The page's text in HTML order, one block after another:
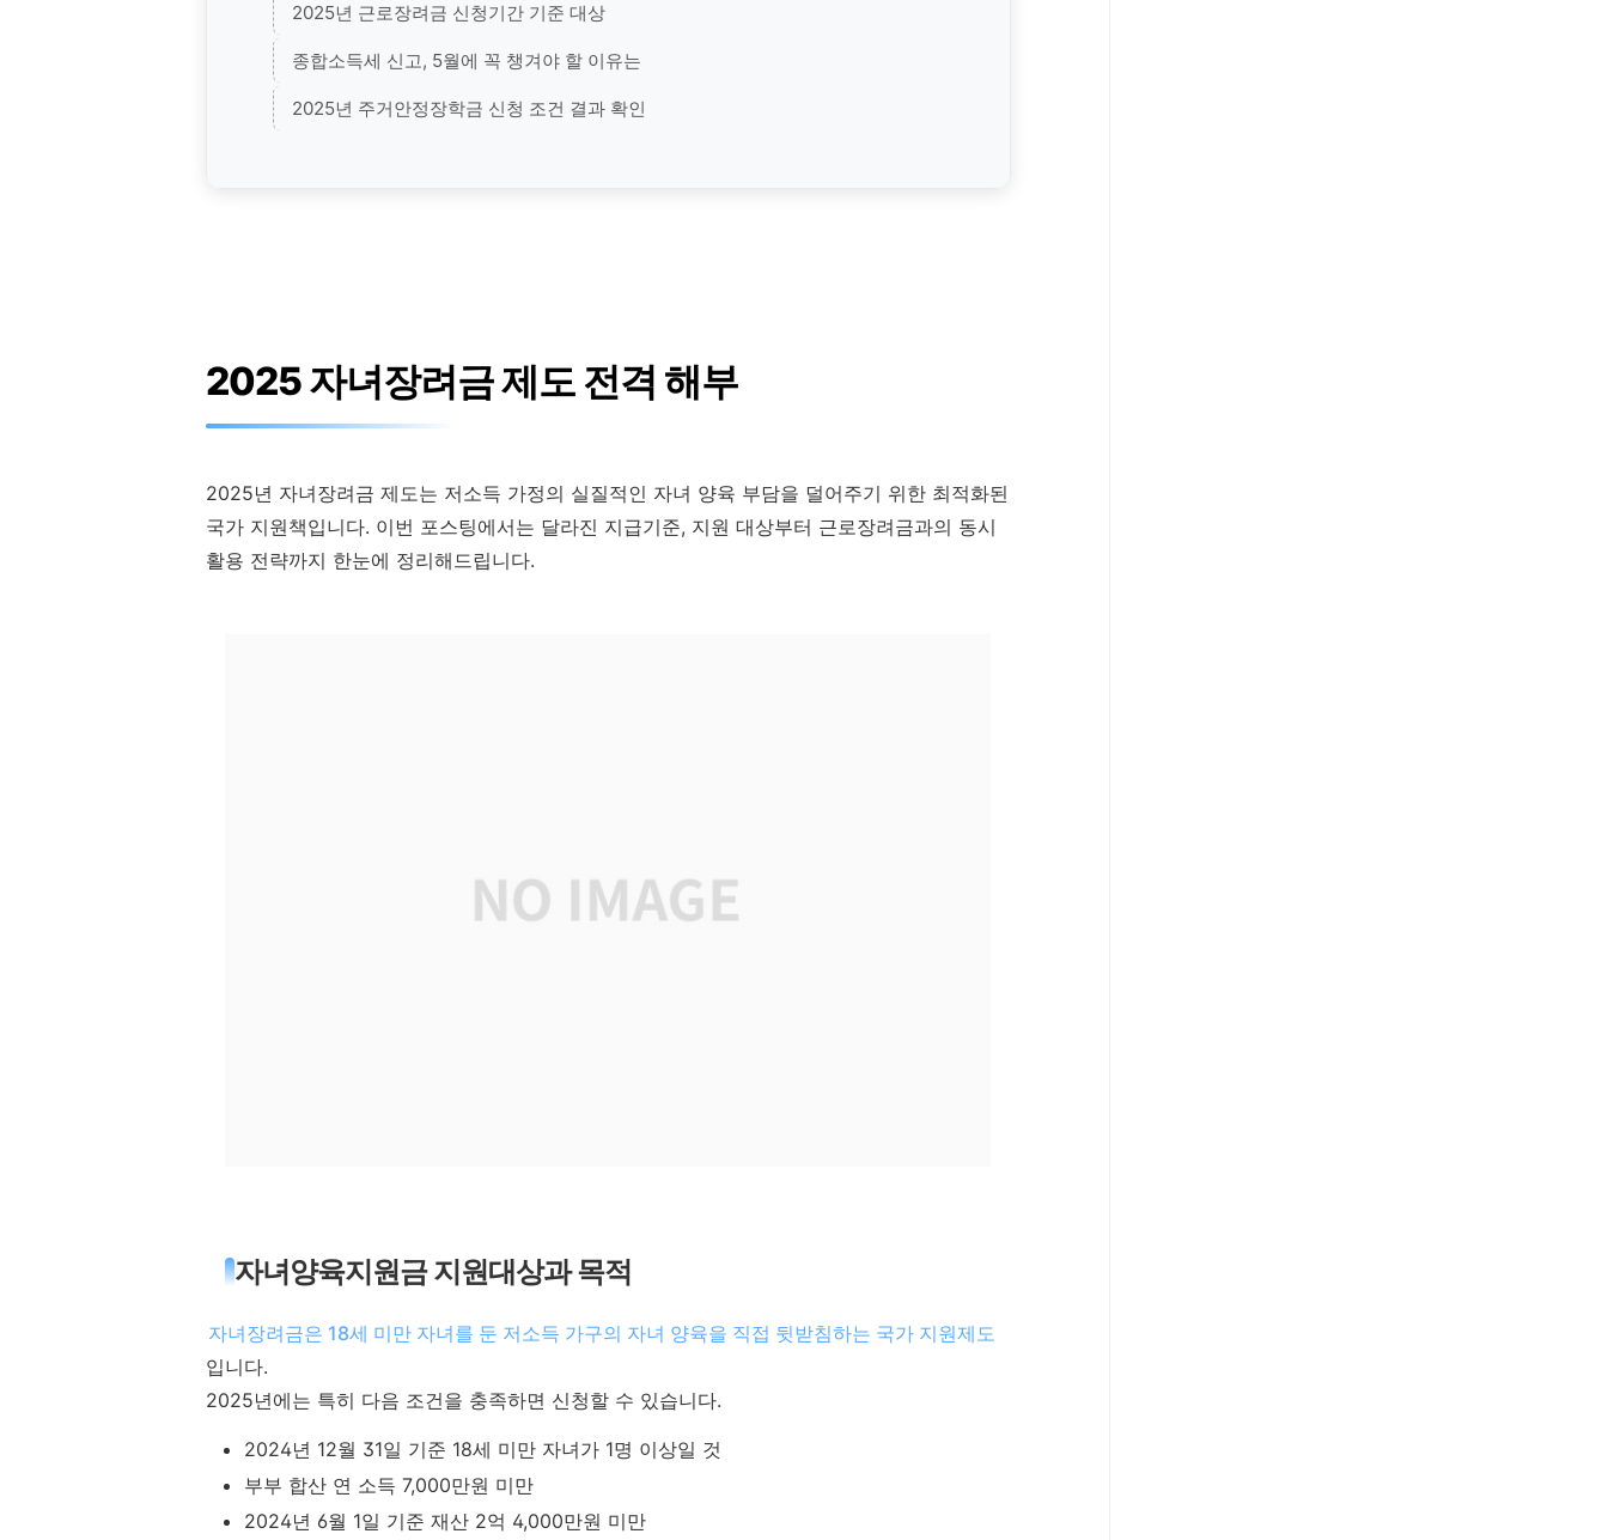
2025년 근로장려금 신청기간 기준 대상
종합소득세 신고, 5월에 꼭 챙겨야 할 이유는
2025년 주거안정장학금 신청 조건 결과 확인
2025 자녀장려금 제도 전격 해부
2025년 자녀장려금 제도는 저소득 가정의 실질적인 자녀 양육 부담을 덜어주기 위한 최적화된
국가 지원책입니다. 이번 포스팅에서는 달라진 지급기준, 지원 대상부터 근로장려금과의 동시
활용 전략까지 한눈에 정리해드립니다.
자녀양육지원금 지원대상과 목적
자녀장려금은 18세 미만 자녀를 둔 저소득 가구의 자녀 양육을 직접 뒷받침하는 국가 지원제도
입니다.
2025년에는 특히 다음 조건을 충족하면 신청할 수 있습니다.
2024년 12월 31일 기준 18세 미만 자녀가 1명 이상일 것
부부 합산 연 소득 7,000만원 미만
2024년 6월 1일 기준 재산 2억 4,000만원 미만